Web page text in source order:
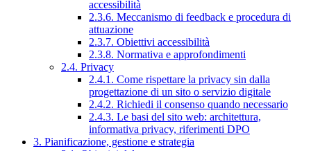
accessibilità
2.3.6. Meccanismo di feedback e procedura di
attuazione
2.3.7. Obiettivi accessibilità
2.3.8. Normativa e approfondimenti
2.4. Privacy
2.4.1. Come rispettare la privacy sin dalla
progettazione di un sito o servizio digitale
2.4.2. Richiedi il consenso quando necessario
2.4.3. Le basi del sito web: architettura,
informativa privacy, riferimenti DPO
3. Pianificazione, gestione e strategia